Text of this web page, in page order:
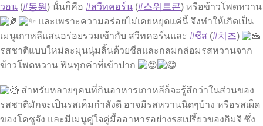
วอน (#동원) นั่นก็คือ #สวีทคอร์น (#스위트콘) หรือข้าวโพดหวาน
และเพราะความอร่อยไม่เคยหยุดแค่นี้ จึงทำให้เกิดเป็น
เมนูเกาหลีแสนอร่อยรวมเข้ากับ สวีทคอร์นและ #ชีส (#치즈)
รสชาติแบบใหม่ละมุนนุ่มลิ้นด้วยชีสและกลมกล่อมรสหวานจาก
ข้าวโพดหวาน ฟินทุกคำที่เข้าปาก
สำหรับหลายๆคนที่กินอาหารเกาหลีก็จะรู้สึกว่าในส่วนของ
รสชาติมักจะเป็นรสเค็มกำลังดี อาจมีรสหวานนิดๆบ้าง หรือรสเผ็ด
ของโคชูจัง และมีเมนูคู่ใจคู่มื้ออาหารอย่างรสเปรี้ยวของกิมจิ ซึ่ง